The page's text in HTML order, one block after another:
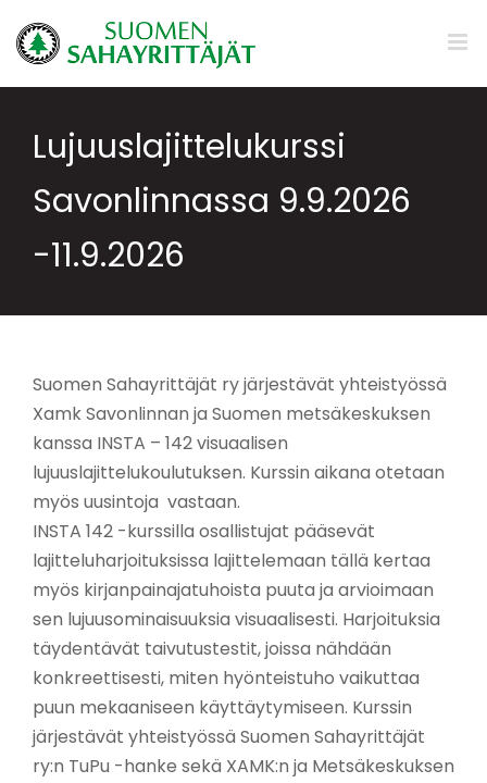
to
content
Lujuuslajittelukurssi
Savonlinnassa 9.9.2026
-11.9.2026
Suomen Sahayrittäjät ry järjestävät yhteistyössä
Xamk Savonlinnan ja Suomen metsäkeskuksen
kanssa INSTA – 142 visuaalisen
lujuuslajittelukoulutuksen. Kurssin aikana otetaan
myös uusintoja vastaan.
INSTA 142 -kurssilla osallistujat pääsevät
lajitteluharjoituksissa lajittelemaan tällä kertaa
myös kirjanpainajatuhoista puuta ja arvioimaan
sen lujuusominaisuuksia visuaalisesti. Harjoituksia
täydentävät taivutustestit, joissa nähdään
konkreettisesti, miten hyönteistuho vaikuttaa
puun mekaaniseen käyttäytymiseen. Kurssin
järjestävät yhteistyössä Suomen Sahayrittäjät
ry:n TuPu -hanke sekä XAMK:n ja Metsäkeskuksen